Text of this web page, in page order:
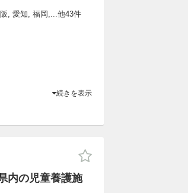
, 愛知, 福岡,...他43件
続きを表示
内の児童養護施